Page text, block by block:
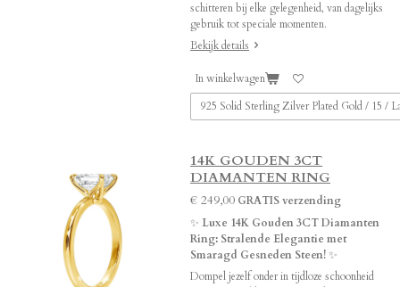
schitteren bij elke gelegenheid, van dagelijks
gebruik tot speciale momenten.
Bekijk details
In winkelwagen
14K GOUDEN 3CT
DIAMANTEN RING
€ 249,00 GRATIS verzending
✨ Luxe 14K Gouden 3CT Diamanten
Ring: Stralende Elegantie met
Smaragd Gesneden Steen!✨
Dompel jezelf onder in tijdloze schoonheid